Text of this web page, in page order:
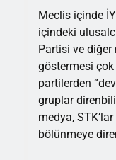
Meclis içinde
içindeki
Partisi ve
göstermesi
partilerden
gruplar
medya,
bölünmeye